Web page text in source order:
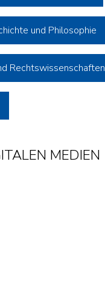
und Philosophie
Rechtswissenschaften
MEDIEN